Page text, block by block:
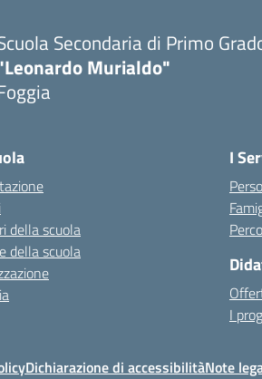
Secondaria di Primo
Murialdo"
della scuola
della scuola
I
I
Dichiarazione di accessibilitàNote